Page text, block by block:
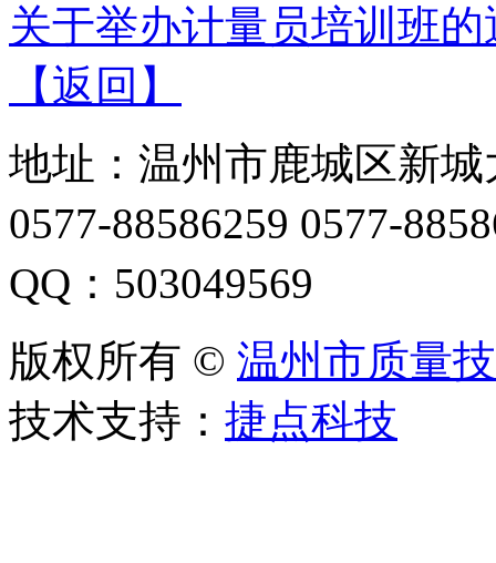
关于举办计量员培训班的
【返回】
地址：温州市鹿城区新
0577-88586259 0577-
QQ：503049569
版权所有 © 温州市质量
技术支持： 捷点科技